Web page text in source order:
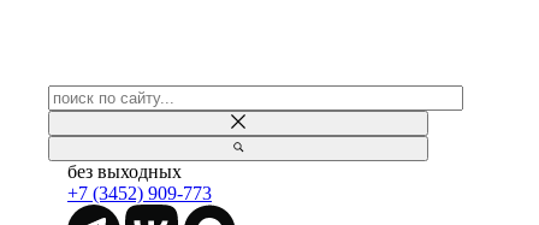
без выходных
+7 (3452) 909-773